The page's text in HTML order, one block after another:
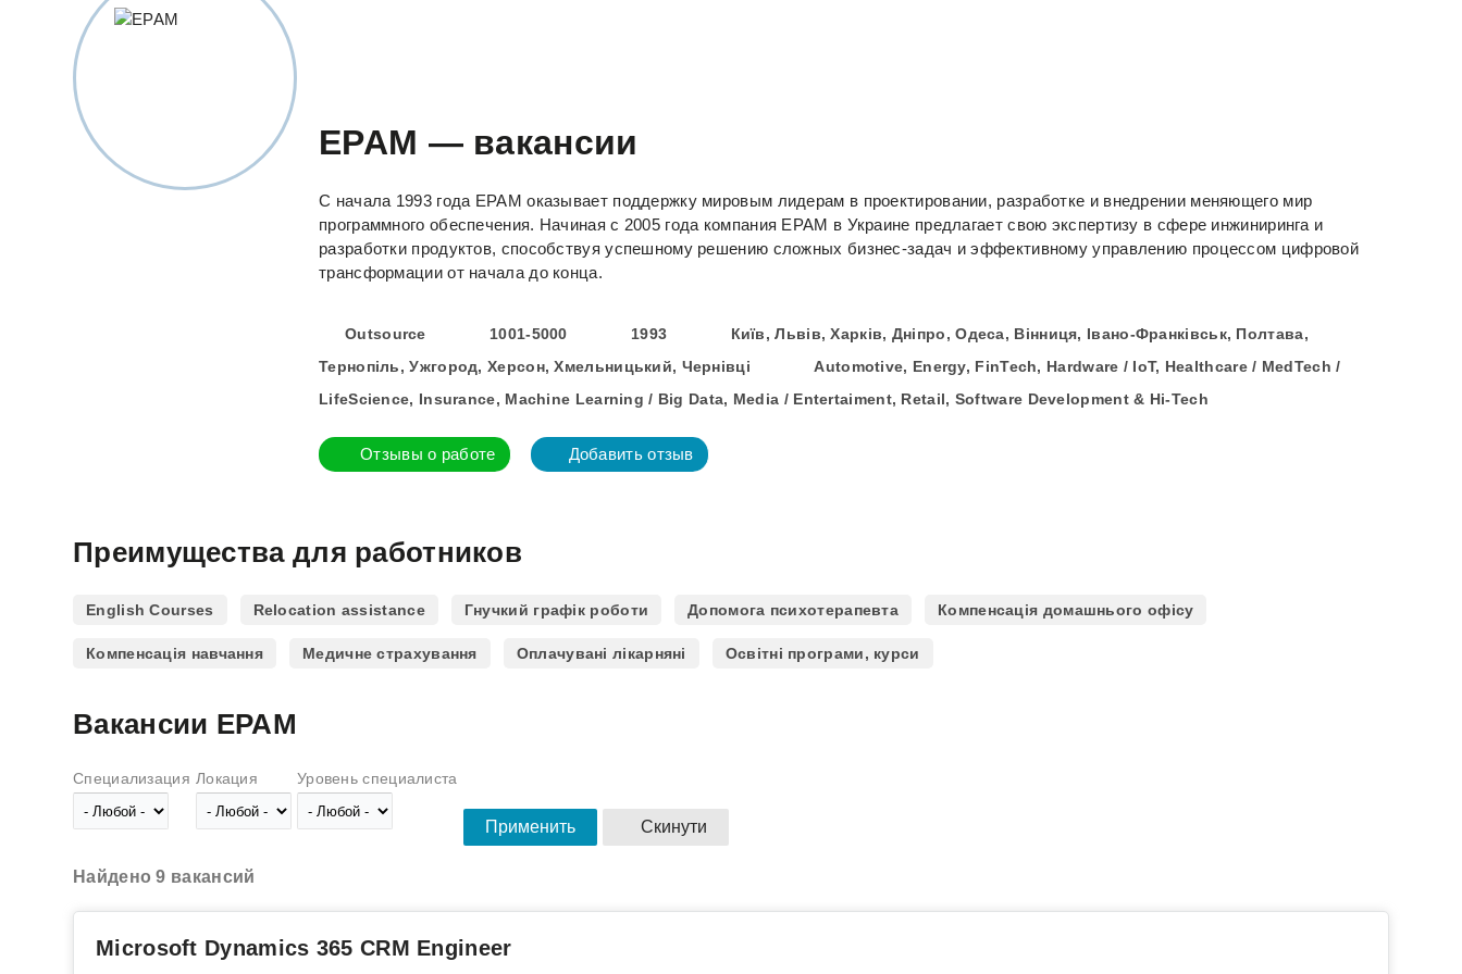
EPAM — вакансии
С начала 1993 года EPAM оказывает поддержку мировым лидерам в проектировании, разработке и внедрении меняющего мир
программного обеспечения. Начиная с 2005 года компания EPAM в Украине предлагает свою экспертизу в сфере инжиниринга и
разработки продуктов, способствуя успешному решению сложных бизнес-задач и эффективному управлению процессом цифровой
трансформации от начала до конца.
Outsource 1001-5000 1993
Київ, Львів, Харків, Дніпро, Одеса, Вінниця, Івано-Франківськ, Полтава,
Тернопіль, Ужгород, Херсон, Хмельницький, Чернівці
Automotive, Energy, FinTech, Hardware / IoT, Healthcare / MedTech /
LifeScience, Insurance, Machine Learning / Big Data, Media / Entertaiment, Retail, Software Development & Hi-Tech
Отзывы о работе Добавить отзыв
Преимущества для работников
English Courses Relocation assistance Гнучкий графік роботи Допомога психотерапевта Компенсація домашнього офісу
Компенсація навчання Медичне страхування Оплачувані лікарняні Освітні програми, курси
Вакансии EPAM
Специализация Локация Уровень специалиста
Найдено 9 вакансий
Microsoft Dynamics 365 CRM Engineer